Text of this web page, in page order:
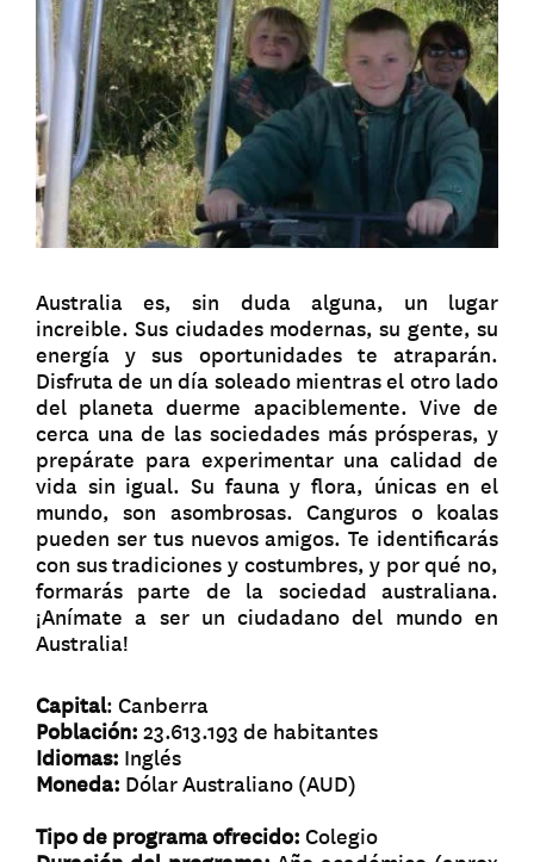
Australia es, sin duda alguna, un lugar
increible. Sus ciudades modernas, su gente, su
energía y sus oportunidades te atraparán.
Disfruta de un día soleado mientras el otro lado
del planeta duerme apaciblemente. Vive de
cerca una de las sociedades más prósperas, y
prepárate para experimentar una calidad de
vida sin igual. Su fauna y flora, únicas en el
mundo, son asombrosas. Canguros o koalas
pueden ser tus nuevos amigos. Te identificarás
con sus tradiciones y costumbres, y por qué no,
formarás parte de la sociedad australiana.
¡Anímate a ser un ciudadano del mundo en
Australia!
Capital: Canberra
Población: 23.613.193 de habitantes
Idiomas: Inglés
Moneda: Dólar Australiano (AUD)
Tipo de programa ofrecido: Colegio